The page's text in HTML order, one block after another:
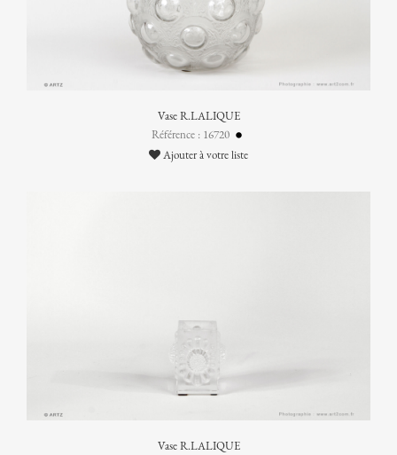
Vase R.LALIQUE
Référence : 16720
Ajouter à votre liste
Vase R.LALIQUE